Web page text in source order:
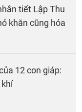
tiết Lập Thu
khăn cũng hóa
12 con giáp: